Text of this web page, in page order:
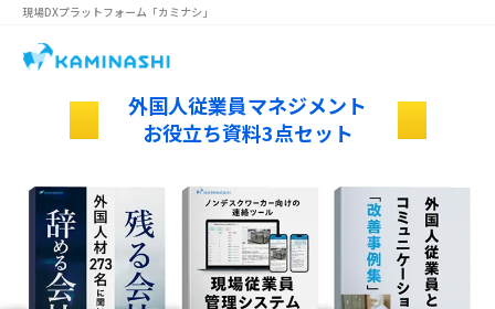
現場DXプラットフォーム 「カミナシ」
外国人従業員マネジメント
お役立ち資料3点セット